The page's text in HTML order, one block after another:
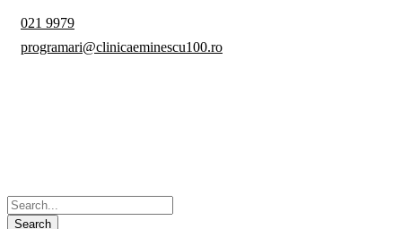
021 9979
programari@clinicaeminescu100.ro